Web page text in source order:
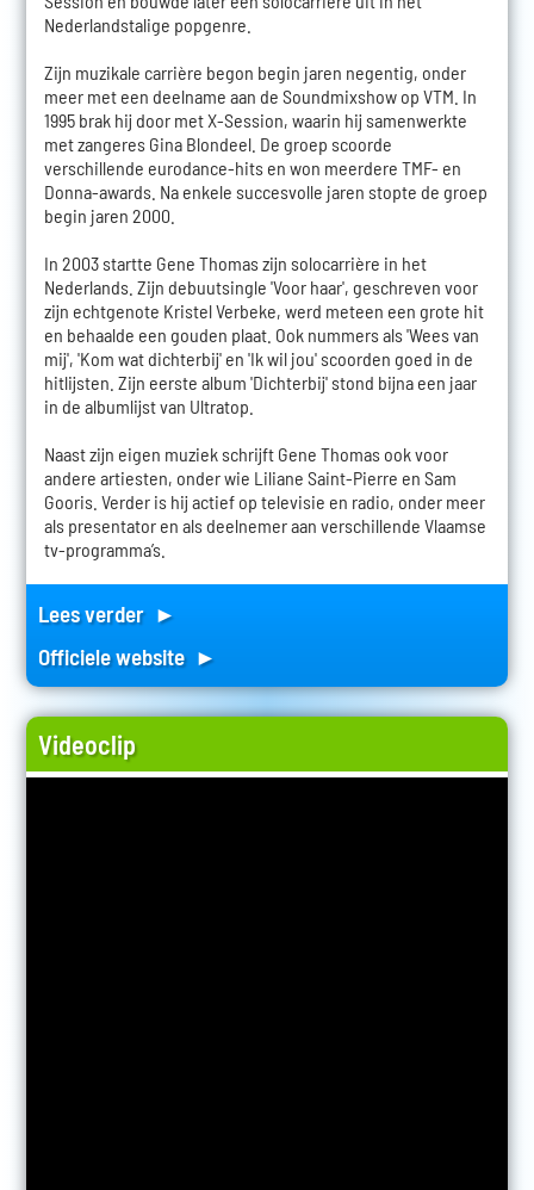
Nederlandstalige popgenre.
Zijn muzikale carrière begon begin jaren negentig, onder
meer met een deelname aan de Soundmixshow op VTM. In
1995 brak hij door met X-Session, waarin hij samenwerkte
met zangeres Gina Blondeel. De groep scoorde
verschillende eurodance-hits en won meerdere TMF- en
Donna-awards. Na enkele succesvolle jaren stopte de groep
begin jaren 2000.
In 2003 startte Gene Thomas zijn solocarrière in het
Nederlands. Zijn debuutsingle 'Voor haar', geschreven voor
zijn echtgenote Kristel Verbeke, werd meteen een grote hit
en behaalde een gouden plaat. Ook nummers als 'Wees van
mij', 'Kom wat dichterbij' en 'Ik wil jou' scoorden goed in de
hitlijsten. Zijn eerste album 'Dichterbij' stond bijna een jaar
in de albumlijst van Ultratop.
Naast zijn eigen muziek schrijft Gene Thomas ook voor
andere artiesten, onder wie Liliane Saint-Pierre en Sam
Gooris. Verder is hij actief op televisie en radio, onder meer
als presentator en als deelnemer aan verschillende Vlaamse
tv-programma’s.
Lees verder ►
Officiele website ►
Videoclip